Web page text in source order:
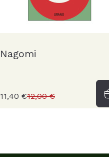
Nagomi
11,40 €12,00 €